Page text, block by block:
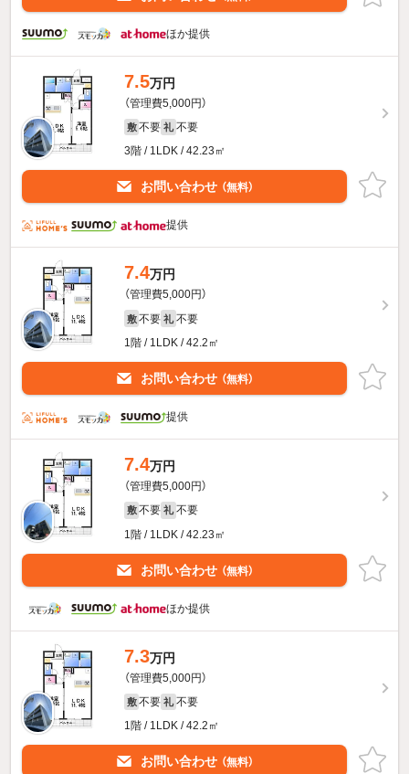
ほか提供
7.5万円
（管理費5,000円）
敷 不要 礼 不要
3階 / 1LDK / 42.23㎡
お問い合わせ （無料）
提供
7.4万円
（管理費5,000円）
敷 不要 礼 不要
1階 / 1LDK / 42.2㎡
お問い合わせ （無料）
提供
7.4万円
（管理費5,000円）
敷 不要 礼 不要
1階 / 1LDK / 42.23㎡
お問い合わせ （無料）
ほか提供
7.3万円
（管理費5,000円）
敷 不要 礼 不要
1階 / 1LDK / 42.2㎡
お問い合わせ （無料）